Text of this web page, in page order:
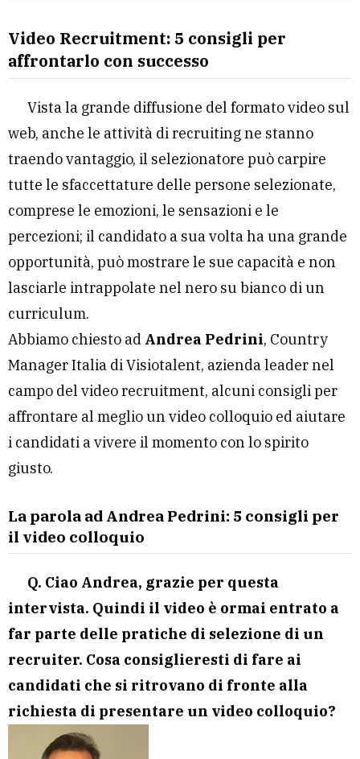
Video Recruitment: 5 consigli per
affrontarlo con successo
Vista la grande diffusione del formato video sul
web, anche le attività di recruiting ne stanno
traendo vantaggio, il selezionatore può carpire
tutte le sfaccettature delle persone selezionate,
comprese le emozioni, le sensazioni e le
percezioni; il candidato a sua volta ha una grande
opportunità, può mostrare le sue capacità e non
lasciarle intrappolate nel nero su bianco di un
curriculum.
Abbiamo chiesto ad Andrea Pedrini, Country
Manager Italia di Visiotalent, azienda leader nel
campo del video recruitment, alcuni consigli per
affrontare al meglio un video colloquio ed aiutare
i candidati a vivere il momento con lo spirito
giusto.
La parola ad Andrea Pedrini: 5 consigli per
il video colloquio
Q. Ciao Andrea, grazie per questa
intervista. Quindi il video è ormai entrato a
far parte delle pratiche di selezione di un
recruiter. Cosa consiglieresti di fare ai
candidati che si ritrovano di fronte alla
richiesta di presentare un video colloquio?